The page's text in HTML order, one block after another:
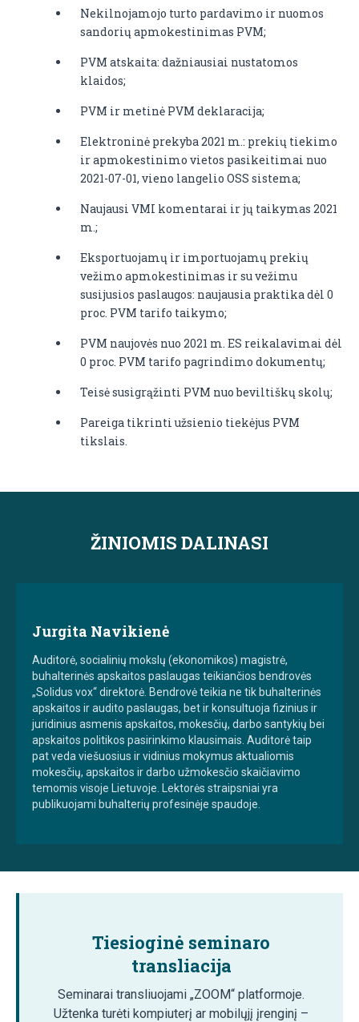
Nekilnojamojo turto pardavimo ir nuomos
sandorių apmokestinimas PVM;
PVM atskaita: dažniausiai nustatomos
klaidos;
PVM ir metinė PVM deklaracija;
Elektroninė prekyba 2021 m.: prekių tiekimo
ir apmokestinimo vietos pasikeitimai nuo
2021-07-01, vieno langelio OSS sistema;
Naujausi VMI komentarai ir jų taikymas 2021
m.;
Eksportuojamų ir importuojamų prekių
vežimo apmokestinimas ir su vežimu
susijusios paslaugos: naujausia praktika dėl 0
proc. PVM tarifo taikymo;
PVM naujovės nuo 2021 m. ES reikalavimai dėl
0 proc. PVM tarifo pagrindimo dokumentų;
Teisė susigrąžinti PVM nuo beviltiškų skolų;
Pareiga tikrinti užsienio tiekėjus PVM
tikslais.
ŽINIOMIS DALINASI
Jurgita Navikienė
Auditorė, socialinių mokslų (ekonomikos) magistrė,
buhalterinės apskaitos paslaugas teikiančios bendrovės
„Solidus vox“ direktorė. Bendrovė teikia ne tik buhalterinės
apskaitos ir audito paslaugas, bet ir konsultuoja fizinius ir
juridinius asmenis apskaitos, mokesčių, darbo santykių bei
apskaitos politikos pasirinkimo klausimais. Auditorė taip
pat veda viešuosius ir vidinius mokymus aktualiomis
mokesčių, apskaitos ir darbo užmokesčio skaičiavimo
temomis visoje Lietuvoje. Lektorės straipsniai yra
publikuojami buhalterių profesinėje spaudoje.
Tiesioginė seminaro
transliacija
Seminarai transliuojami „ZOOM“ platformoje.
Užtenka turėti kompiuterį ar mobilųjį įrenginį –